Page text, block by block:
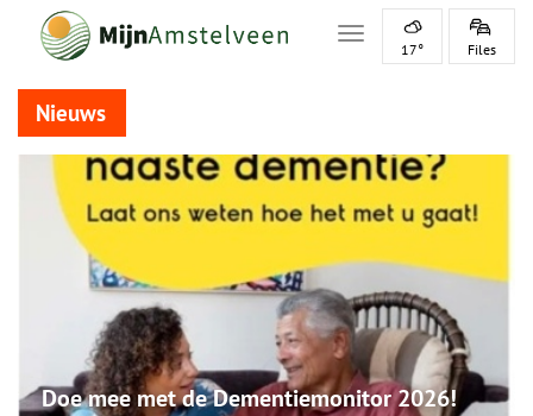
Toggle navigation
17° Files
Nieuws
Doe mee met de Dementiemonitor 2026!